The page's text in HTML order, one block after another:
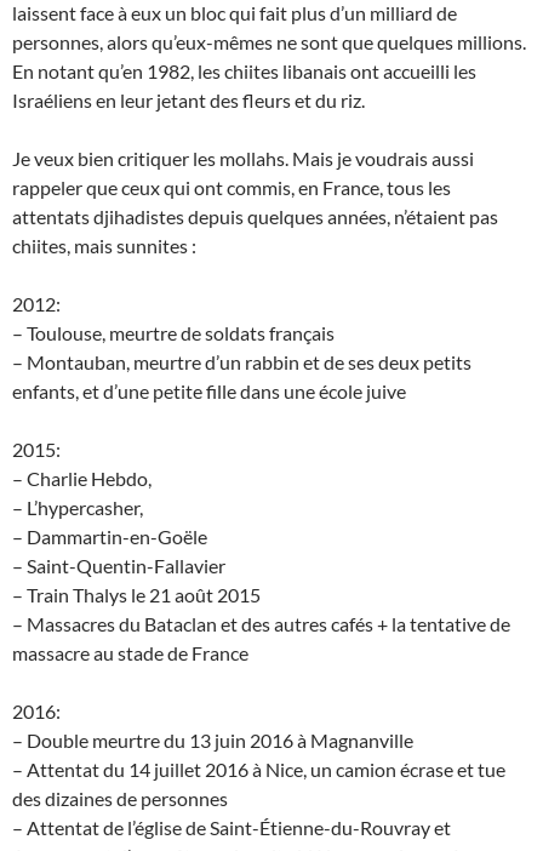
laissent face à eux un bloc qui fait plus d’un milliard de
personnes, alors qu’eux-mêmes ne sont que quelques millions.
En notant qu’en 1982, les chiites libanais ont accueilli les
Israéliens en leur jetant des fleurs et du riz.
Je veux bien critiquer les mollahs. Mais je voudrais aussi
rappeler que ceux qui ont commis, en France, tous les
attentats djihadistes depuis quelques années, n’étaient pas
chiites, mais sunnites :
2012:
– Toulouse, meurtre de soldats français
– Montauban, meurtre d’un rabbin et de ses deux petits
enfants, et d’une petite fille dans une école juive
2015:
– Charlie Hebdo,
– L’hypercasher,
– Dammartin-en-Goële
– Saint-Quentin-Fallavier
– Train Thalys le 21 août 2015
– Massacres du Bataclan et des autres cafés + la tentative de
massacre au stade de France
2016:
– Double meurtre du 13 juin 2016 à Magnanville
– Attentat du 14 juillet 2016 à Nice, un camion écrase et tue
des dizaines de personnes
– Attentat de l’église de Saint-Étienne-du-Rouvray et